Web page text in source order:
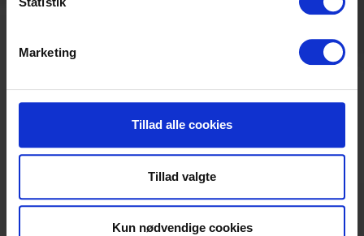
Marketing
Tillad alle cookies
Tillad valgte
Kun nødvendige cookies
MobilePay 22656